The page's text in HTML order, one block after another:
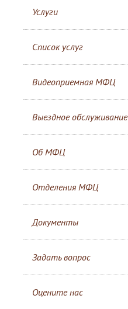
Услуги
Список услуг
Видеоприемная МФЦ
Выездное обслуживание
Об МФЦ
Отделения МФЦ
Документы
Задать вопрос
Оцените нас